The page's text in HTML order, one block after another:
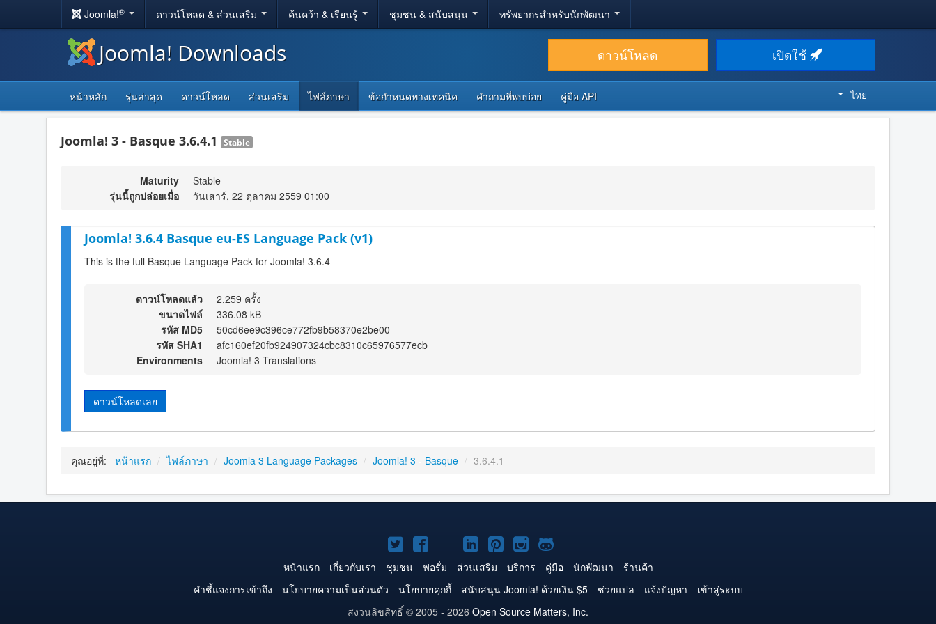
Joomla!® ดาวน์โหลด & ส่วนเสริม ค้นคว้า & เรียนรู้ ชุมชน & สนับสนุน ทรัพยากรสำหรับนักพัฒนา
Joomla! Downloads ดาวน์โหลด เปิดใช้
หน้าหลัก รุ่นล่าสุด ดาวน์โหลด ส่วนเสริม ไฟล์ภาษา ข้อกำหนดทางเทคนิค คำถามที่พบบ่อย คู่มือ API ไทย
Joomla! 3 - Basque 3.6.4.1 Stable
Maturity
Stable
รุ่นนี้ถูกปล่อยเมื่อ
วันเสาร์, 22 ตุลาคม 2559 01:00
Joomla! 3.6.4 Basque eu-ES Language Pack (v1)
This is the full Basque Language Pack for Joomla! 3.6.4
ดาวน์โหลดแล้ว
2,259 ครั้ง
ขนาดไฟล์
336.08 kB
รหัส MD5
50cd6ee9c396ce772fb9b58370e2be00
รหัส SHA1
afc160ef20fb924907324cbc8310c65976577ecb
Environments
Joomla! 3 Translations
ดาวน์โหลดเลย
คุณอยู่ที่: หน้าแรก / ไฟล์ภาษา / Joomla 3 Language Packages / Joomla! 3 - Basque / 3.6.4.1
Joomla!
บน
Twitter
Joomla!
บน
Facebook
Joomla!
บน
YouTube
Joomla!
บน
LinkedIn
Joomla!
บน
Pinterest
Joomla!
บน
Instagram
Joomla!
บน
GitHub
หน้าแรก เกี่ยวกับเรา ชุมชน ฟอรั่ม ส่วนเสริม บริการ คู่มือ นักพัฒนา
ร้านค้า
คำชี้แจงการเข้าถึง
นโยบายความเป็นส่วนตัว นโยบายคุกกี้ สนับสนุน Joomla! ด้วยเงิน $5 ช่วยแปล แจ้งปัญหา
เข้าสู่ระบบ
สงวนลิขสิทธิ์ © 2005 - 2026 Open Source Matters, Inc.